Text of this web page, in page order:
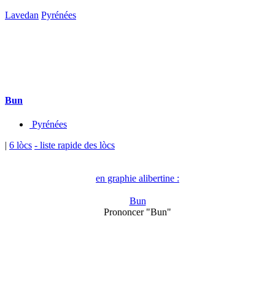
Lavedan Pyrénées
Bun
Pyrénées
| 6 lòcs - liste rapide des lòcs
en graphie alibertine :
Bun
Prononcer "Bun"